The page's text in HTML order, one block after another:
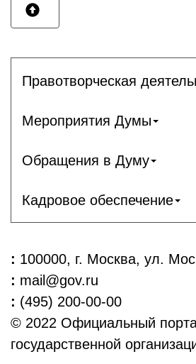
Правотворческая
Мероприятия Думы
Обращения в Думу
Кадровое обеспечение
: 100000, г. Москва, ул.
: mail@gov.ru
: (495) 200-00-00
© 2022 Официальный
государственной